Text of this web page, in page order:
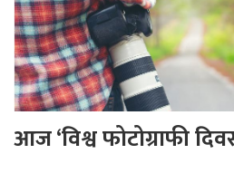
आज ‘विश्व फोटोग्राफी